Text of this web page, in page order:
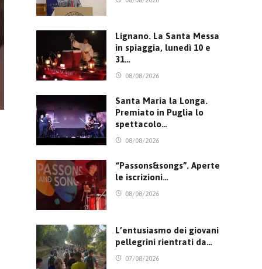
Lignano. La Santa Messa
in spiaggia, lunedì 10 e
31…
08/08/2026
Santa Maria la Longa.
Premiato in Puglia lo
spettacolo…
08/08/2026
“Passons&songs”. Aperte
le iscrizioni…
08/08/2026
L’entusiasmo dei giovani
pellegrini rientrati da…
07/08/2026